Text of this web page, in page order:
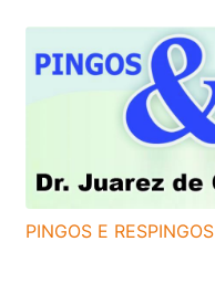
PINGOS E RESPINGOS